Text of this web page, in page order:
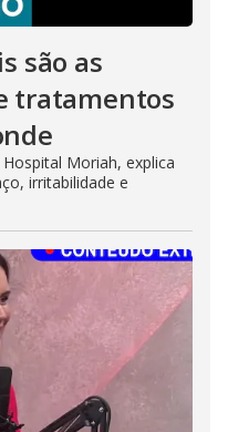
são as
tratamentos
Moriah, explica
irritabilidade e